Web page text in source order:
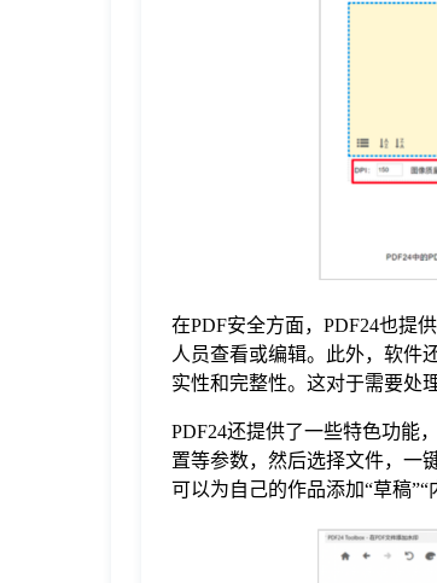
在PDF安全方面，PDF24也提
人员查看或编辑。此外，软件
实性和完整性。这对于需要处
PDF24还提供了一些特色功能
置等参数，然后选择文件，一
可以为自己的作品添加“草稿”“